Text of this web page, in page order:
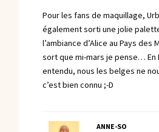
Pour les fans de maquillage,
également sorti une jolie
l’ambiance d’Alice au Pays des
sort que mi-mars je pense… En
entendu, nous les belges ne
c’est bien connu ;-D
ANNE-SO